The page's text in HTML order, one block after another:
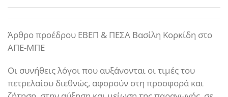
Άρθρο προέδρου ΕΒΕΠ & ΠΕΣΑ Βασίλη Κορκίδη στο
ΑΠΕ-ΜΠΕ
Οι συνήθεις λόγοι που αυξάνονται οι τιμές του
πετρελαίου διεθνώς, αφορούν στη προσφορά και